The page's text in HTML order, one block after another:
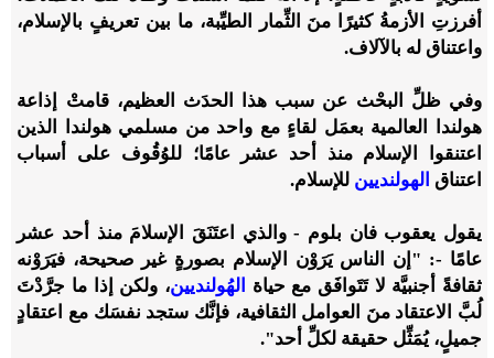
أفرزتِ الأزمةُ كثيرًا منَ الثِّمار الطيِّبة، ما بين تعريفٍ بالإسلام،
واعتناق له بالآلاف.
وفي ظلِّ البحْث عن سبب هذا الحدَث العظيم، قامتْ إذاعة
هولندا العالمية بعمَل لقاءٍ مع واحد من مسلمي هولندا الذين
اعتنقوا الإسلام منذ أحد عشر عامًا؛ للوُقُوف على أسباب
اعتناق الهولنديين للإسلام.
يقول يعقوب فان بلوم - والذي اعتَنَقَ الإسلامَ منذ أحد عشر
عامًا -: "إن الناس يَرَوْن الإسلام بصورةٍ غير صحيحة، فيَرَوْنه
ثقافةً أجنبيَّة لا تَتَوافَق مع حياة
الهُولنديين، ولكن إذا ما جرَّدْتَ
لُبَّ الاعتقاد منَ العوامل الثقافية، فإنَّك ستجد نفسَك مع اعتقادٍ
جميلٍ، يُمَثِّل حقيقة لكلِّ أحد".